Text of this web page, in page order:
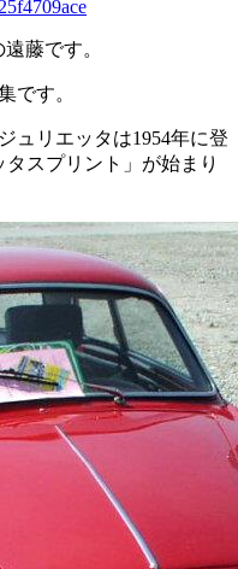
藤です。
です。
ュリエッタは1954年に登
スプリント」が始まり